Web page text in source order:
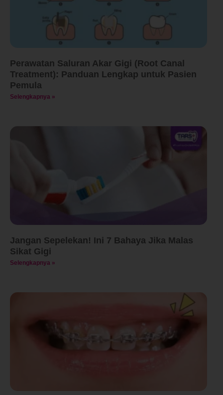
Perawatan Saluran Akar Gigi (Root Canal
Treatment): Panduan Lengkap untuk Pasien
Pemula
Selengkapnya »
Jangan Sepelekan! Ini 7 Bahaya Jika Malas
Sikat Gigi
Selengkapnya »